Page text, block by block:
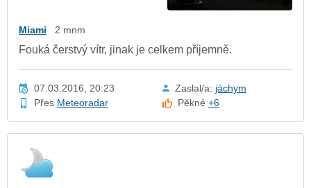
Miami 2 mnm
Fouká čerstvý vítr, jinak je celkem příjemně.
07.03.2016, 20:23 Zaslal/a: jáchym
Přes Meteoradar Pěkné+6